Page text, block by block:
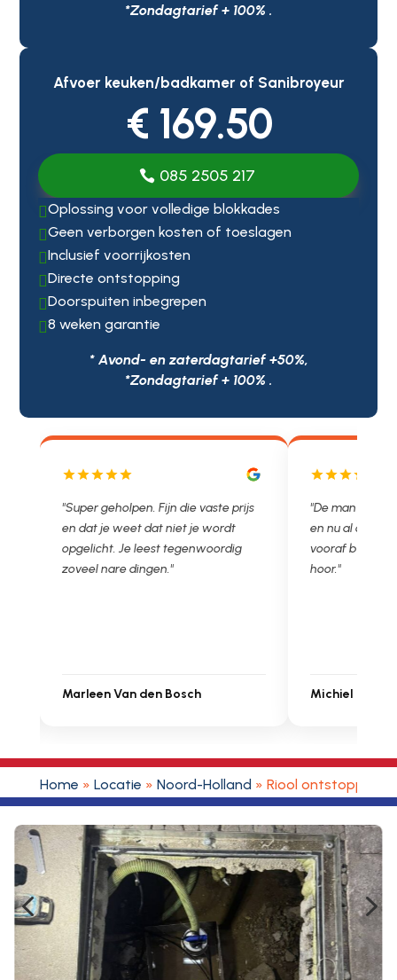
*Zondagtarief + 100% .
Afvoer keuken/badkamer of Sanibroyeur
€ 169.50
085 2505 217
Oplossing voor volledige blokkades
Geen verborgen kosten of toeslagen
Inclusief voorrijkosten
Directe ontstopping
Doorspuiten inbegrepen
8 weken garantie
* Avond- en zaterdagtarief +50%,
*Zondagtarief + 100% .
"De man rijden net weg. 11.00 gebeld
en nu al opgelost voor een vast en
vooraf besproken tarief. Lekker
hoor."
Michiel Uitdenbongerd
"Wat een fijn
met een
je niet zo goed
Ontstoppen.nl
Sarah Touat
Home » Locatie » Noord-Holland » Riool ontstoppen
4 5